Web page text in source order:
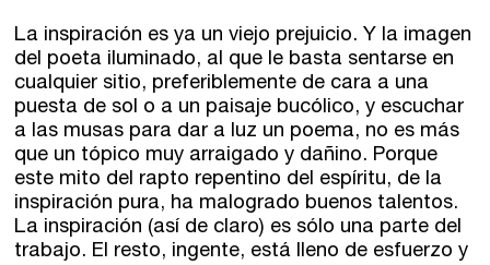
La inspiración es ya un viejo prejuicio. Y la imagen
del poeta iluminado, al que le basta sentarse en
cualquier sitio, preferiblemente de cara a una
puesta de sol o a un paisaje bucólico, y escuchar
a las musas para dar a luz un poema, no es más
que un tópico muy arraigado y dañino. Porque
este mito del rapto repentino del espíritu, de la
inspiración pura, ha malogrado buenos talentos.
La inspiración (así de claro) es sólo una parte del
trabajo. El resto, ingente, está lleno de esfuerzo y